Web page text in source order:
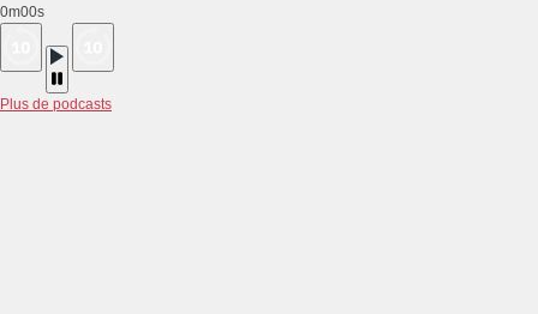
0m00s
Plus de podcasts